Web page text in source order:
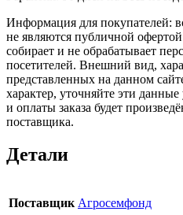
Информация для покупателей:
не являются публичной
собирает и не обрабатывает
посетителей. Внешний вид,
представленных на данном
характер, уточняйте эти
и оплаты заказа будет
поставщика.
Детали
Поставщик Агросемфонд